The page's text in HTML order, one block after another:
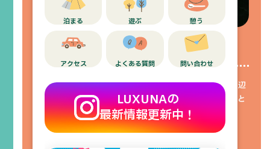
泊まる 遊ぶ 憩う
アクセス よくある質問 問い合わせ
LUXUNAの
最新情報更新中！
Night Activity 01
一面に広がる天体パノラマ
夜にはほしの海が出現する御座の海。市街地から離れ、周辺
に高い建物がないため、視界を遮ることなく目の前にずっと
続く星空を眺めていただくことができます。
※天候や季節により状況は異なります。